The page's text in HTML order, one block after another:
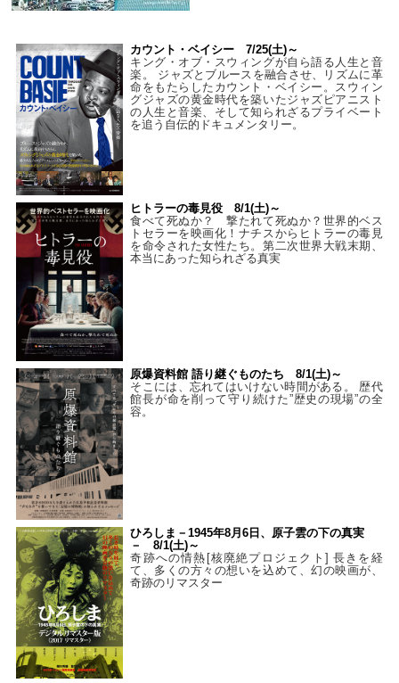
カウント・ベイシー 7/25(土)～
キング・オブ・スウィングが自ら語る人生と音
楽。 ジャズとブルースを融合させ、リズムに革
命をもたらしたカウント・ベイシー。スウィン
グジャズの黄金時代を築いたジャズピアニスト
の人生と音楽、そして知られざるプライベート
を追う自伝的ドキュメンタリー。
ヒトラーの毒見役 8/1(土)～
食べて死ぬか？ 撃たれて死ぬか？世界的ベス
トセラーを映画化！ナチスからヒトラーの毒見
を命令された女性たち。第二次世界大戦末期、
本当にあった知られざる真実
原爆資料館 語り継ぐものたち 8/1(土)～
そこには、忘れてはいけない時間がある。 歴代
館長が命を削って守り続けた”歴史の現場”の全
容。
ひろしま－1945年8月6日、原子雲の下の真実
－ 8/1(土)～
奇跡への情熱[核廃絶プロジェクト] 長きを経
て、多くの方々の想いを込めて、幻の映画が、
奇跡のリマスター